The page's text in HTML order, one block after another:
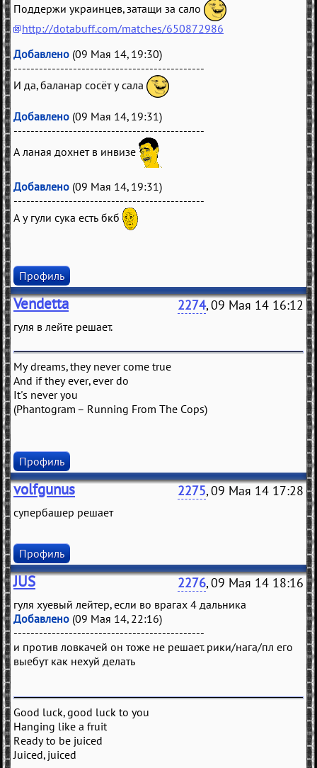
Поддержи украинцев, затащи за сало
http://dotabuff.com/matches/650872986
Добавлено (09 Мая 14, 19:30)
---------------------------------------------
И да, баланар сосёт у сала
Добавлено (09 Мая 14, 19:31)
---------------------------------------------
А ланая дохнет в инвизе
Добавлено (09 Мая 14, 19:31)
---------------------------------------------
А у гули сука есть бкб
Профиль
Vendetta 2274, 09 Мая 14 16:12
гуля в лейте решает.
My dreams, they never come true
And if they ever, ever do
It's never you
(Phantogram – Running From The Cops)
Профиль
volfgunus 2275, 09 Мая 14 17:28
супербашер решает
Профиль
JUS 2276, 09 Мая 14 18:16
гуля хуевый лейтер, если во врагах 4 дальника
Добавлено (09 Мая 14, 22:16)
---------------------------------------------
и против ловкачей он тоже не решает. рики/нага/пл его
выебут как нехуй делать
Good luck, good luck to you
Hanging like a fruit
Ready to be juiced
Juiced, juiced